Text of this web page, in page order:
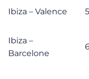
Ibiza – Valence
Ibiza –
Barcelone